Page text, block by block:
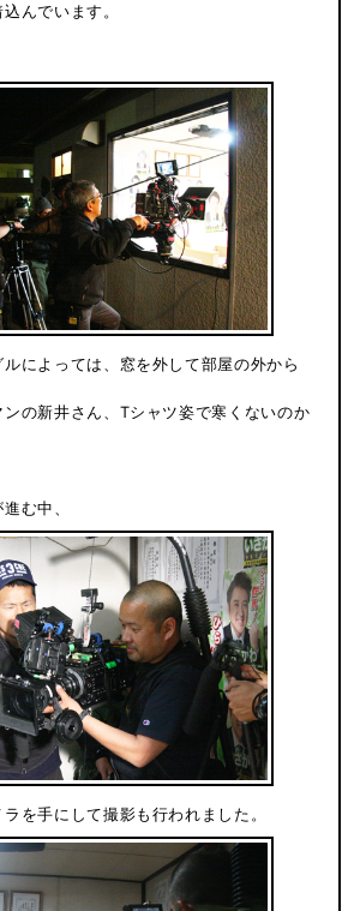
んでいます。
によっては、窓を外して部屋の外から
ンの新井さん、Tシャツ姿で寒くないのか
む中、
を手にして撮影も行われました。